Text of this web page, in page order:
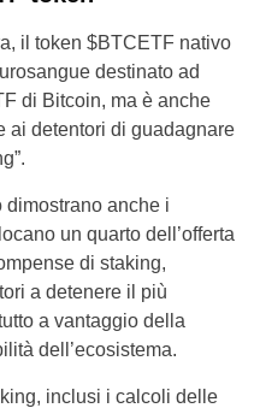
il token $BTCETF nativo
destinato ad
di Bitcoin, ma è anche
ai detentori di guadagnare
dimostrano anche i
un quarto dell’offerta
di staking,
a detenere il più
a vantaggio della
dell’ecosistema.
inclusi i calcoli delle